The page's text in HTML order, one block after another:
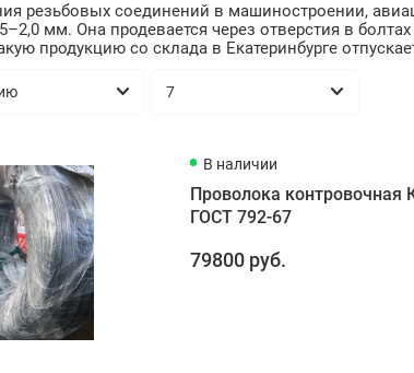
резьбовых соединений в машиностроении,
мм. Она продевается через отверстия в
продукцию со склада в Екатеринбурге
В наличии
Проволока контровочная
ГОСТ 792-67
79800 руб.